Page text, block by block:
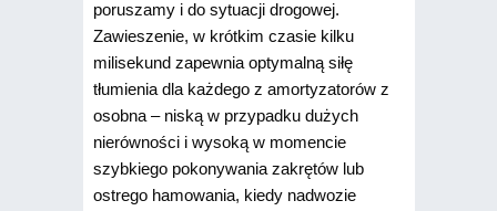
poruszamy i do sytuacji drogowej.
Zawieszenie, w krótkim czasie kilku
milisekund zapewnia optymalną siłę
tłumienia dla każdego z amortyzatorów z
osobna – niską w przypadku dużych
nierówności i wysoką w momencie
szybkiego pokonywania zakrętów lub
ostrego hamowania, kiedy nadwozie